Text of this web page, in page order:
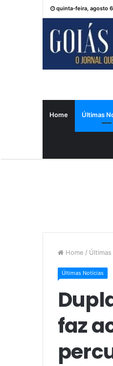
quinta-feira, agosto
Home Últimas
Home /
Últimas Notícias
faz